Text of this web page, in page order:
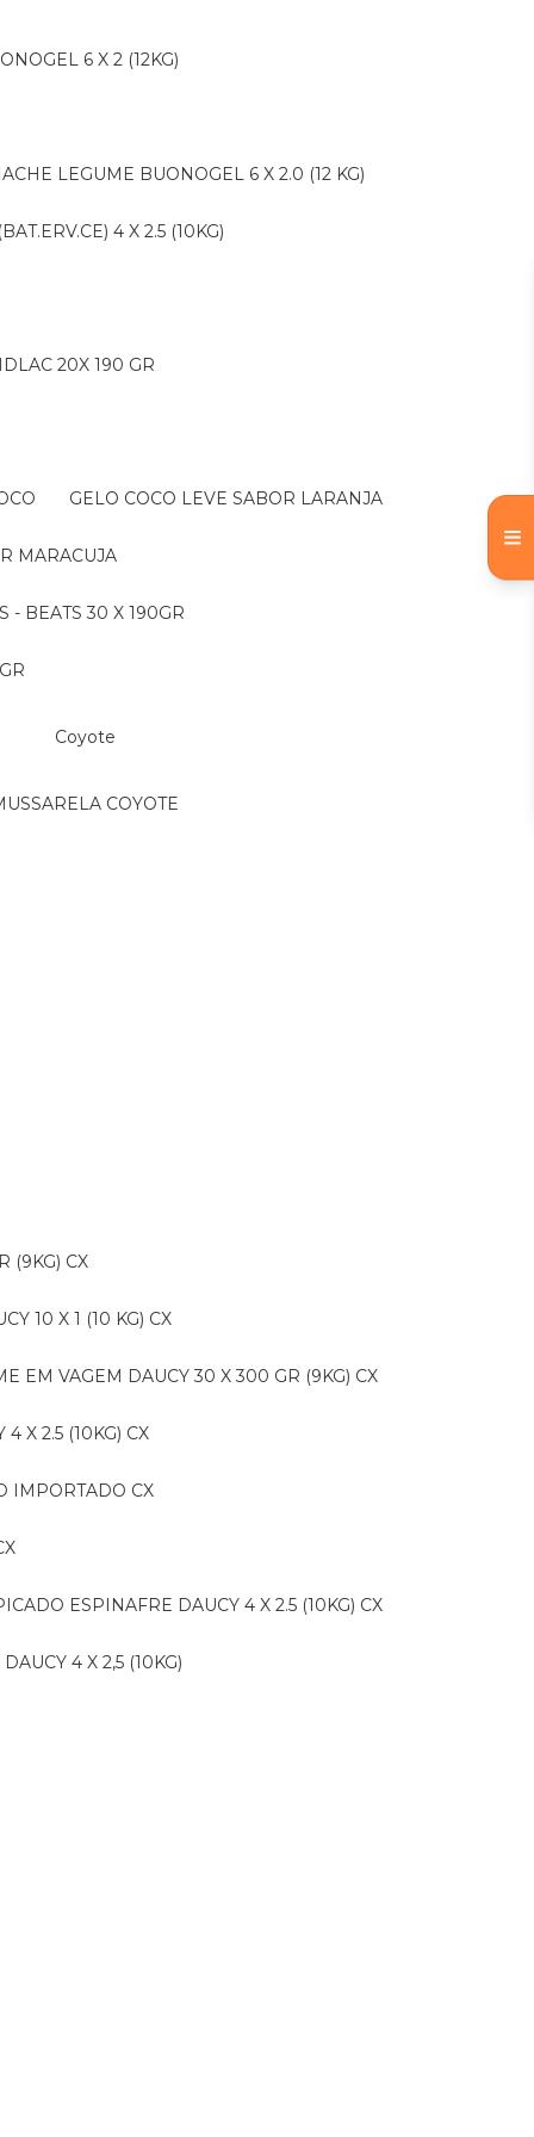
6 X 2 (12KG)
LEGUME BUONOGEL 6 X 2.0 (12 KG)
4 X 2.5 (10KG)
20X 190 GR
GELO COCO LEVE SABOR LARANJA
MARACUJA
- BEATS 30 X 190GR
Coyote
MUSSARELA COYOTE
(9KG) CX
10 X 1 (10 KG) CX
EM VAGEM DAUCY 30 X 300 GR (9KG) CX
4 X 2.5 (10KG) CX
IMPORTADO CX
PICADO ESPINAFRE DAUCY 4 X 2.5 (10KG) CX
4 X 2,5 (10KG)